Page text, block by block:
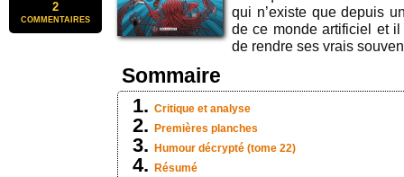
2
commentaires
qui n’existe que depuis
de ce monde artificiel et
de rendre ses vrais
Sommaire
Critique et analyse
Premières planches
Humour décrypté (tome 22)
Résumé